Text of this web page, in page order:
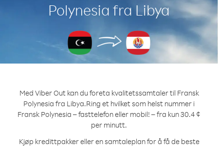
Polynesia fra Libya
Med Viber Out kan du foreta kvalitetssamtaler til Fransk
Polynesia fra Libya.Ring et hvilket som helst nummer i
Fransk Polynesia – fasttelefon eller mobil! – fra kun 30.4 ¢
per minutt.
Kjøp kredittpakker eller en samtaleplan for å få de beste